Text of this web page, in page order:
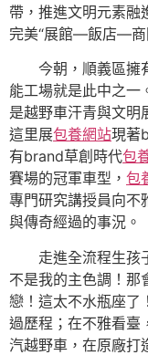
帶，推進文明元素融
完美“展館—飯店—商
今朝，順義區擁
能工場就是此中之一
是越野車汗青與文明
這里展包養網站現著
有brand草創時代包
賽場的冠軍車型， 包
專門研究講授員向不
與傳奇經過的事況。
走進全流程生孩
不是我的主色調！那
戀！這太不水瓶座了
過歷程；在不雅看臺
汽越野車，在原廠打